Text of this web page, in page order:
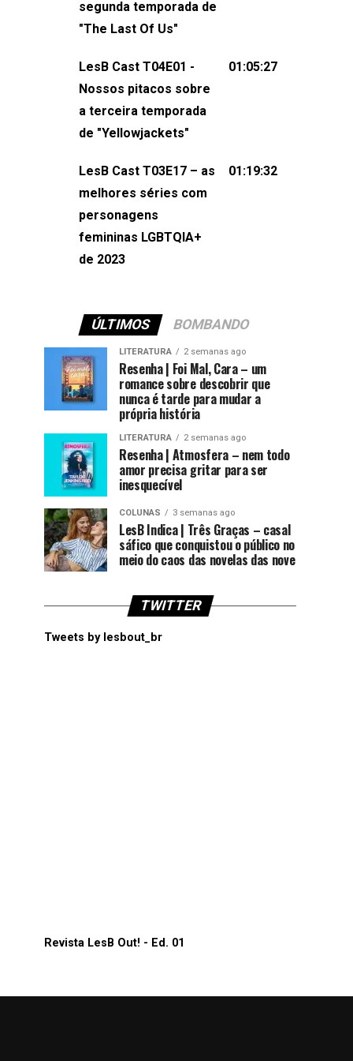
não esqueça de visitar nosso site e
sociais:Twitter: ⁠⁠⁠⁠@lesbout_br⁠⁠⁠⁠ Instagram:
do LesB Cast:Apresentação de
Karolen Passos
(⁠⁠⁠⁠⁠⁠@KarolenPassos⁠⁠⁠⁠⁠⁠)Participação de
Pollyelly FlorêncioEdição de Naiady
Machado
segunda temporada de
"The Last Of Us"
LesB Cast T04E01 -
Nossos pitacos sobre
a terceira temporada
de "Yellowjackets"
01:05:27
LesB Cast T03E17 – as
melhores séries com
personagens
femininas LGBTQIA+
de 2023
01:19:32
ÚLTIMOS BOMBANDO
LITERATURA 2 semanas ago
Resenha | Foi Mal, Cara – um
romance sobre descobrir que
nunca é tarde para mudar a
própria história
LITERATURA 2 semanas ago
Resenha | Atmosfera – nem todo
amor precisa gritar para ser
inesquecível
COLUNAS 3 semanas ago
LesB Indica | Três Graças – casal
sáfico que conquistou o público no
meio do caos das novelas das nove
TWITTER
Tweets by lesbout_br
Revista LesB Out! - Ed. 01